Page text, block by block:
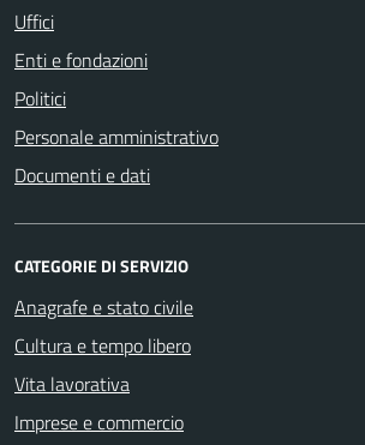
Uffici
Enti e fondazioni
Politici
Personale amministrativo
Documenti e dati
CATEGORIE DI SERVIZIO
Anagrafe e stato civile
Cultura e tempo libero
Vita lavorativa
Imprese e commercio